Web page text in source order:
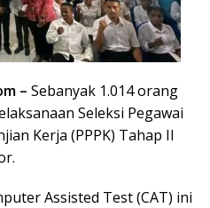
– Sebanyak 1.014 orang
Seleksi Pegawai
Kerja (PPPK) Tahap II
Assisted Test (CAT) ini